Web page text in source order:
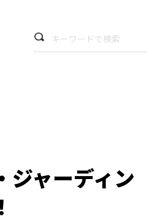
ジャーディン